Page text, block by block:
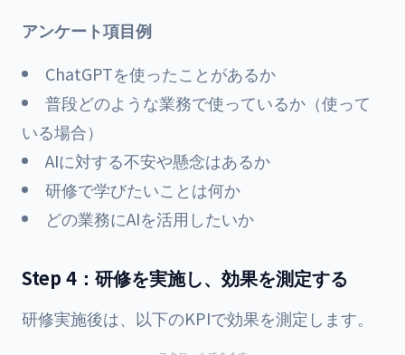
アンケート項目例
ChatGPTを使ったことがあるか
普段どのような業務で使っているか（使って
いる場合）
AIに対する不安や懸念はあるか
研修で学びたいことは何か
どの業務にAIを活用したいか
Step 4：研修を実施し、効果を測定する
研修実施後は、以下のKPIで効果を測定します。